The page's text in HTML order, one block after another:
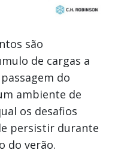
são
de cargas a
do
ambiente de
os desafios
persistir durante
do verão.